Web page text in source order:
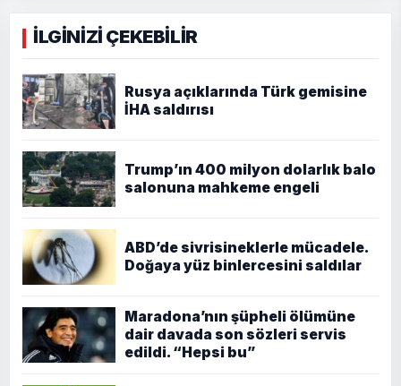
İLGİNİZİ ÇEKEBİLİR
Rusya açıklarında Türk gemisine
İHA saldırısı
Trump’ın 400 milyon dolarlık balo
salonuna mahkeme engeli
ABD’de sivrisineklerle mücadele.
Doğaya yüz binlercesini saldılar
Maradona’nın şüpheli ölümüne
dair davada son sözleri servis
edildi. “Hepsi bu”